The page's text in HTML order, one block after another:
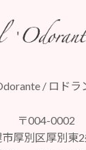
/ ロドラ
〒004-0002
厚別区厚別東